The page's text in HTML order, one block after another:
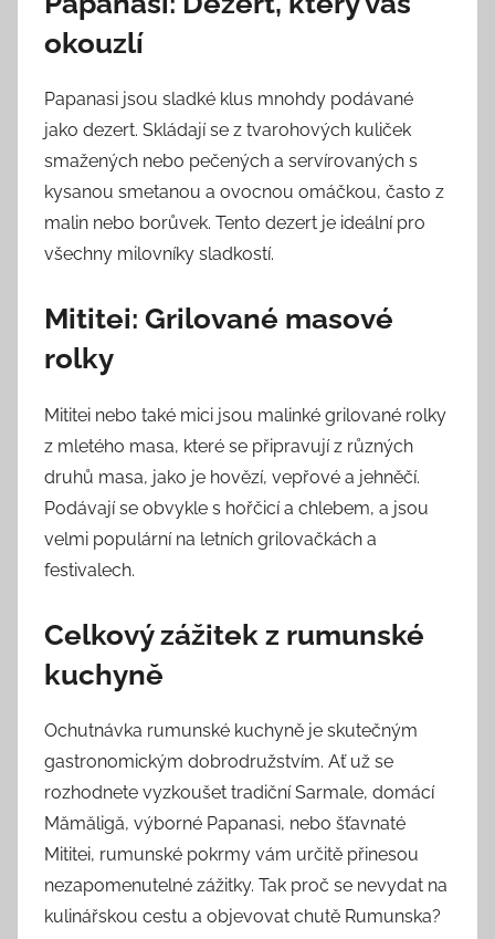
okouzlí
Papanasi jsou sladké klus mnohdy podávané
jako dezert. Skládají se z tvarohových kuliček
smažených nebo pečených a servírovaných s
kysanou smetanou a ovocnou omáčkou, často z
malin nebo borůvek. Tento dezert je ideální pro
všechny milovníky sladkostí.
Mititei: Grilované masové
rolky
Mititei nebo také mici jsou malinké grilované rolky
z mletého masa, které se připravují z různých
druhů masa, jako je hovězí, vepřové a jehněčí.
Podávají se obvykle s hořčicí a chlebem, a jsou
velmi populární na letních grilovačkách a
festivalech.
Celkový zážitek z rumunské
kuchyně
Ochutnávka rumunské kuchyně je skutečným
gastronomickým dobrodružstvím. Ať už se
rozhodnete vyzkoušet tradiční Sarmale, domácí
Mămăligă, výborné Papanasi, nebo šťavnaté
Mititei, rumunské pokrmy vám určitě přinesou
nezapomenutelné zážitky. Tak proč se nevydat na
kulinářskou cestu a objevovat chutě Rumunska?